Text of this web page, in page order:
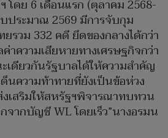
โดย 6 เดือนแรก (ตุลาคม 2568-
ประมาณ 2569 มีการจับกุม
รวม 332 คดี ยึดของกลางได้กว่า
ความเสียหายทางเศรษฐกิจกว่า
เดียวกันรัฐบาลได้ให้ความสำคัญ
ด็นความท้าทายที่ยังเป็นข้อห่วง
เสริมให้สหรัฐฯพิจารณาทบทวน
จากบัญชี WL โดยเร็ว”นางอรมน